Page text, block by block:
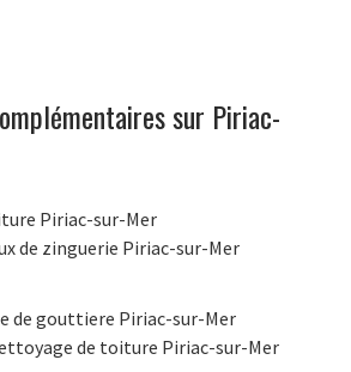
sur Piriac-
Piriac-sur-Mer
de zinguerie Piriac-sur-Mer
de gouttiere Piriac-sur-Mer
de toiture Piriac-sur-Mer